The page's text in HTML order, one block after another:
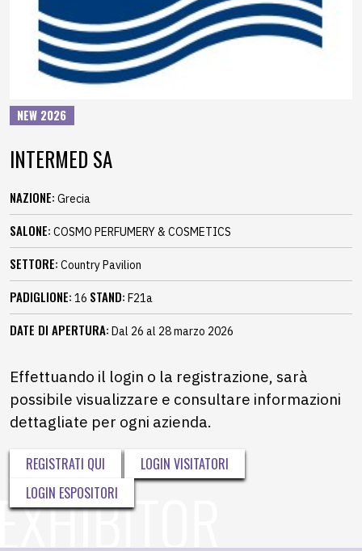
NEW 2026
INTERMED SA
NAZIONE: Grecia
SALONE: COSMO PERFUMERY & COSMETICS
SETTORE: Country Pavilion
PADIGLIONE: 16 STAND: F21a
DATE DI APERTURA: Dal 26 al 28 marzo 2026
Effettuando il login o la registrazione, sarà
possibile visualizzare e consultare informazioni
dettagliate per ogni azienda.
REGISTRATI QUI
LOGIN VISITATORI
LOGIN ESPOSITORI